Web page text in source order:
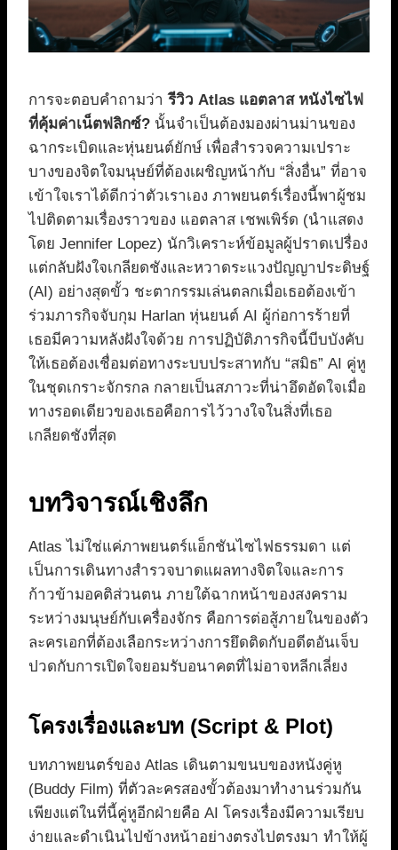
การจะตอบคำถามว่ารีวิว Atlas แอตลาส หนังไซไฟ
ที่คุ้มค่าเน็ตฟลิกซ์? นั้นจำเป็นต้องมองผ่านม่านของ
ฉากระเบิดและหุ่นยนต์ยักษ์ เพื่อสำรวจความเปราะ
บางของจิตใจมนุษย์ที่ต้องเผชิญหน้ากับ “สิ่งอื่น” ที่อาจ
เข้าใจเราได้ดีกว่าตัวเราเอง ภาพยนตร์เรื่องนี้พาผู้ชม
ไปติดตามเรื่องราวของ แอตลาส เชพเพิร์ด (นำแสดง
โดย Jennifer Lopez) นักวิเคราะห์ข้อมูลผู้ปราดเปรื่อง
แต่กลับฝังใจเกลียดชังและหวาดระแวงปัญญาประดิษฐ์
(AI) อย่างสุดขั้ว ชะตากรรมเล่นตลกเมื่อเธอต้องเข้า
ร่วมภารกิจจับกุม Harlan หุ่นยนต์ AI ผู้ก่อการร้ายที่
เธอมีความหลังฝังใจด้วย การปฏิบัติภารกิจนี้บีบบังคับ
ให้เธอต้องเชื่อมต่อทางระบบประสาทกับ “สมิธ” AI คู่หู
ในชุดเกราะจักรกล กลายเป็นสภาวะที่น่าอึดอัดใจเมื่อ
ทางรอดเดียวของเธอคือการไว้วางใจในสิ่งที่เธอ
เกลียดชังที่สุด
บทวิจารณ์เชิงลึก
Atlas ไม่ใช่แค่ภาพยนตร์แอ็กชันไซไฟธรรมดา แต่
เป็นการเดินทางสำรวจบาดแผลทางจิตใจและการ
ก้าวข้ามอคติส่วนตน ภายใต้ฉากหน้าของสงคราม
ระหว่างมนุษย์กับเครื่องจักร คือการต่อสู้ภายในของตัว
ละครเอกที่ต้องเลือกระหว่างการยึดติดกับอดีตอันเจ็บ
ปวดกับการเปิดใจยอมรับอนาคตที่ไม่อาจหลีกเลี่ยง
โครงเรื่องและบท (Script & Plot)
บทภาพยนตร์ของ Atlas เดินตามขนบของหนังคู่หู
(Buddy Film) ที่ตัวละครสองขั้วต้องมาทำงานร่วมกัน
เพียงแต่ในที่นี้คู่หูอีกฝ่ายคือ AI โครงเรื่องมีความเรียบ
ง่ายและดำเนินไปข้างหน้าอย่างตรงไปตรงมา ทำให้ผู้